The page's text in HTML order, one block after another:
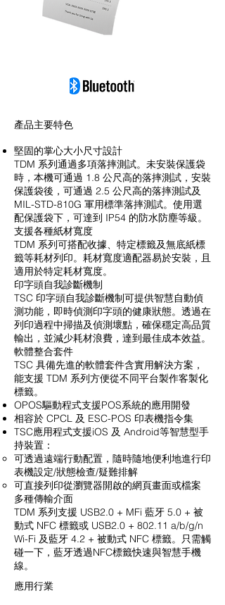
產品主要特色
堅固的掌心大小尺寸設計
TDM 系列通過多項落摔測試。未安裝保護袋
時，本機可通過 1.8 公尺高的落摔測試，安裝
保護袋後，可通過 2.5 公尺高的落摔測試及
MIL-STD-810G 軍用標準落摔測試。使用選
配保護袋下，可達到 IP54 的防水防塵等級。
支援各種紙材寬度
TDM 系列可搭配收據、特定標籤及無底紙標
籤等耗材列印。耗材寬度適配器易於安裝，且
適用於特定耗材寬度。
印字頭自我診斷機制
TSC 印字頭自我診斷機制可提供智慧自動偵
測功能，即時偵測印字頭的健康狀態。透過在
列印過程中掃描及偵測壞點，確保穩定高品質
輸出，並減少耗材浪費，達到最佳成本效益。
軟體整合套件
TSC 具備先進的軟體套件含實用解決方案，
能支援 TDM 系列方便從不同平台製作客製化
標籤。
OPOS驅動程式支援POS系統的應用開發
相容於 CPCL 及 ESC-POS 印表機指令集
TSC應用程式支援iOS 及 Android等智慧型手
持裝置：
可透過遠端行動配置，隨時隨地便利地進行印
表機設定/狀態檢查/疑難排解
可直接列印從瀏覽器開啟的網頁畫面或檔案
多種傳輸介面
TDM 系列支援 USB2.0 + MFi 藍牙 5.0 + 被
動式 NFC 標籤或 USB2.0 + 802.11 a/b/g/n
Wi-Fi 及藍牙 4.2 + 被動式 NFC 標籤。只需觸
碰一下，藍牙透過NFC標籤快速與智慧手機
線。
​應用行業